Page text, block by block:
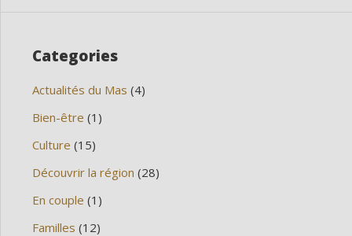
Categories
Actualités du Mas (4)
Bien-être (1)
Culture (15)
Découvrir la région (28)
En couple (1)
Familles (12)